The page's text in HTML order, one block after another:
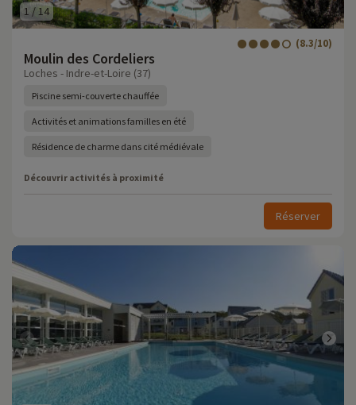
1 /14
Moulin des Cordeliers
(8.3/10)
Loches - Indre-et-Loire (37)
Piscine semi-couverte chauffée
Activités et animations familles en été
Résidence de charme dans cité médiévale
Découvrir activités à proximité
Réserver